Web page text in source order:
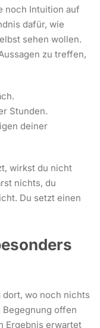
noch Intuition auf
dafür, wie
sehen wollen.
zu treffen,
Stunden.
deiner
wirkst du nicht
nichts, du
Du setzt einen
dort, wo noch nichts
offen
Ergebnis erwartet